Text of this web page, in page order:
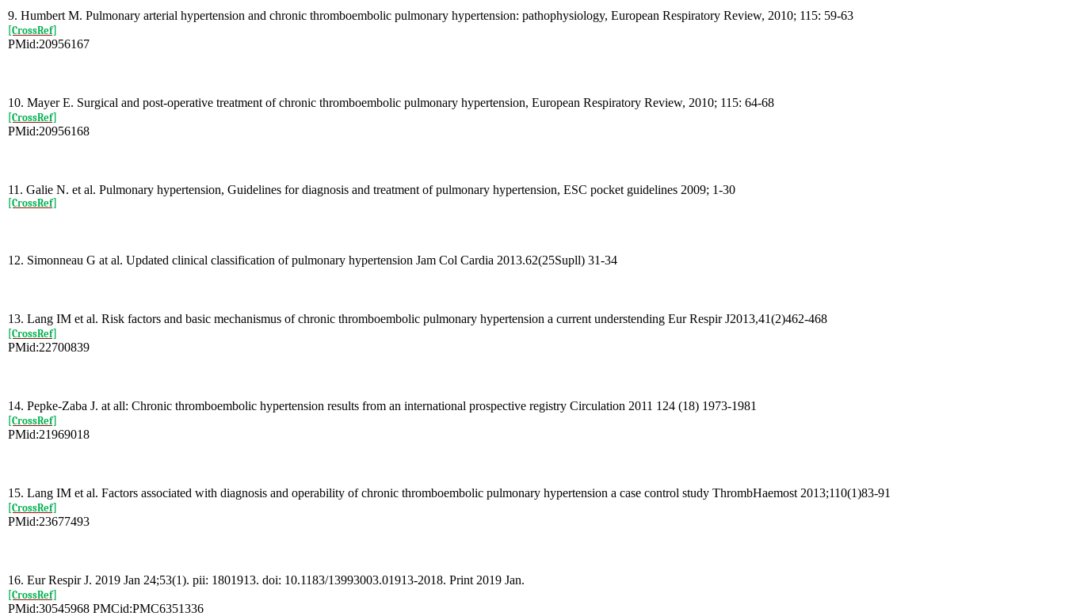
9. Humbert M. Pulmonary arterial hypertension and chronic thromboembolic pulmonary hypertension: pathophysiology, European Respiratory Review, 2010; 115: 59-63
[CrossRef]
PMid:20956167
10. Mayer E. Surgical and post-operative treatment of chronic thromboembolic pulmonary hypertension, European Respiratory Review, 2010; 115: 64-68
[CrossRef]
PMid:20956168
11. Galie N. et al. Pulmonary hypertension, Guidelines for diagnosis and treatment of pulmonary hypertension, ESC pocket guidelines 2009; 1-30
[CrossRef]
12. Simonneau G at al. Updated clinical classification of pulmonary hypertension Jam Col Cardia 2013.62(25Supll) 31-34
13. Lang IM et al. Risk factors and basic mechanismus of chronic thromboembolic pulmonary hypertension a current understending Eur Respir J2013,41(2)462-468
[CrossRef]
PMid:22700839
14. Pepke-Zaba J. at all: Chronic thromboembolic hypertension results from an international prospective registry Circulation 2011 124 (18) 1973-1981
[CrossRef]
PMid:21969018
15. Lang IM et al. Factors associated with diagnosis and operability of chronic thromboembolic pulmonary hypertension a case control study ThrombHaemost 2013;110(1)83-91
[CrossRef]
PMid:23677493
16. Eur Respir J. 2019 Jan 24;53(1). pii: 1801913. doi: 10.1183/13993003.01913-2018. Print 2019 Jan.
[CrossRef]
PMid:30545968 PMCid:PMC6351336